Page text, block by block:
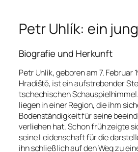
Petr Uhlík: ein
Biografie und Herkunft
Petr Uhlík, geboren am 7. Februar
Hradiště, ist ein aufstrebender
tschechischen
liegen in einer Region, die ihm
Bodenständigkeit für seine
verliehen hat. Schon früh zeigte
seine Leidenschaft für die
ihn schließlich auf den Weg zu